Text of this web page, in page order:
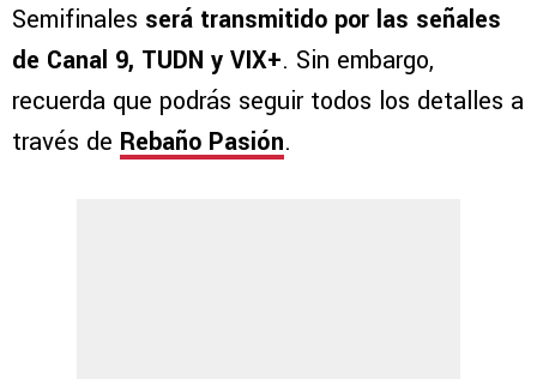
Semifinales será transmitido por las señales
de Canal 9, TUDN y VIX+. Sin embargo,
recuerda que podrás seguir todos los detalles a
través de Rebaño Pasión.